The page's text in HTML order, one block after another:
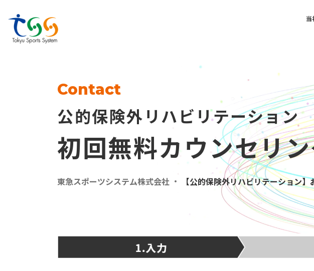
当
東急スポーツシステム株式会社 【公的保険外リハビリテーション
Contact
公的保険外リハビリテーション
初回無料カウンセリ